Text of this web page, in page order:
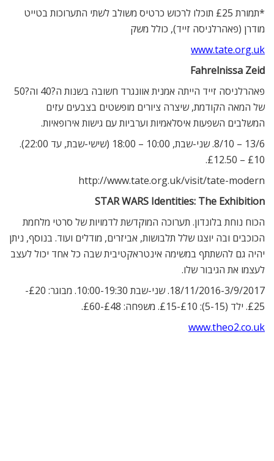
*תמורת £25 תוכלו לרכוש כרטיס משולב לשתי התערוכות בטייט
מודרן (פאהרלניסה זייד), כולל משק
www.tate.org.uk
Fahrelnissa Zeid
פאהרלניסה זייד הייתה אמנית אוונגרד חשובה בשנות ה?40 וה?50
של המאה הקודמת, שיצרה ציורים מופשטים בצבעים עזים
המשלבים השפעות איסלאמיות וערביות עם גישות אירופאיות.
13/6 – 8/10. שני-שבת, 10:00 – 18:00 (שישי-שבת, עד 22:00).
£10 – £12.50.
http://www.tate.org.uk/visit/tate-modern
STAR WARS Identities: The Exhibition
הכוח נוחת בלונדון. תערוכה המוקדשת לדמויות של סרטי מלחמת
הכוכבים ובה יוצגו שלל תלבושות, אביזרים, מודלים ועוד. בנוסף, ניתן
יהיה גם להשתתף במשימה אינטראקטיבית שבה כל אחד יכול לעצב
לעצמו את הגיבור שלו.
18/11/2016-3/9/2017. שני-שבת 10:00-19:30. מבוגר: £20-
£25. ילד (5-15): £10-£15. משפחה: £48-£60.
www.theo2.co.uk